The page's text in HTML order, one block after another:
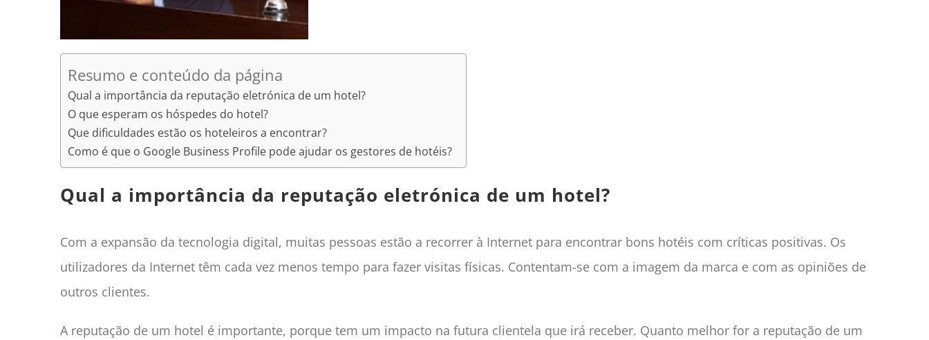
Resumo e conteúdo da página
Qual a importância da reputação eletrónica de um hotel?
O que esperam os hóspedes do hotel?
Que dificuldades estão os hoteleiros a encontrar?
Como é que o Google Business Profile pode ajudar os gestores de hotéis?
Qual a importância da reputação eletrónica de um hotel?
Com a expansão da tecnologia digital, muitas pessoas estão a recorrer à Internet para encontrar bons hotéis com críticas positivas. Os
utilizadores da Internet têm cada vez menos tempo para fazer visitas físicas. Contentam-se com a imagem da marca e com as opiniões de
outros clientes.
A reputação de um hotel é importante, porque tem um impacto na futura clientela que irá receber. Quanto melhor for a reputação de um